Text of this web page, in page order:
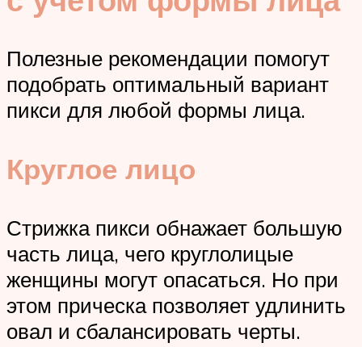
Полезные рекомендации помогут
подобрать оптимальный вариант
пикси для любой формы лица.
Круглое лицо
Стрижка пикси обнажает большую
часть лица, чего круглолицые
женщины могут опасаться. Но при
этом прическа позволяет удлинить
овал и сбалансировать черты.